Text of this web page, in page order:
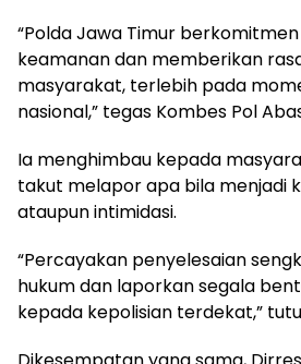
“Polda Jawa Timur
keamanan dan memberikan
masyarakat, terlebih pada
nasional,” tegas Kombes Pol
Ia menghimbau kepada
takut melapor apa bila menjadi
ataupun intimidasi.
“Percayakan penyelesaian
hukum dan laporkan segala
kepada kepolisian terdekat,”